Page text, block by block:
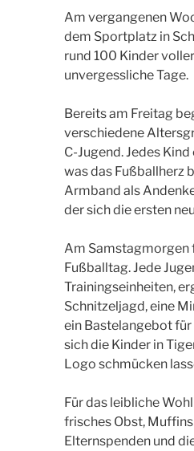
Am vergangenen
dem Sportplatz in
rund 100 Kinder
unvergessliche Tage.
Bereits am Freitag
verschiedene
C-Jugend. Jedes
was das Fußballherz
Armband als
der sich die ersten
Am Samstagmorgen
Fußballtag. Jede
Trainingseinheiten,
Schnitzeljagd, eine
ein Bastelangebot
sich die Kinder in
Logo schmücken
Für das leibliche
frisches Obst,
Elternspenden und